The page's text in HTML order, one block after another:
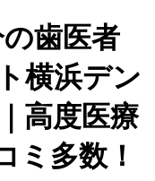
歯医者
横浜デン
高度医療
ミ多数！